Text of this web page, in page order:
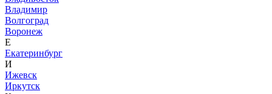
Владимир
Волгоград
Воронеж
Е
Екатеринбург
И
Ижевск
Иркутск